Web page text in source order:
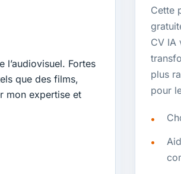
l’audiovisuel. Fortes
que des films,
mon expertise et
Cette
CV IA
plus
pour